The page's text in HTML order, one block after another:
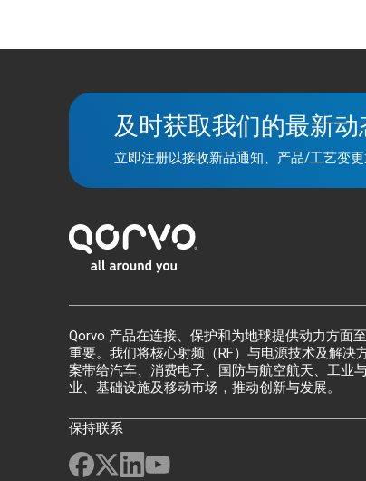
及时获取我们的最新动
立即注册以接收新品通知、产品/工艺变
Qorvo 产品在连接、保护和为地球提供动力方面
重要。我们将核心射频（RF）与电源技术及解决
案带给汽车、消费电子、国防与航空航天、工业
业、基础设施及移动市场，推动创新与发展。
保持联系